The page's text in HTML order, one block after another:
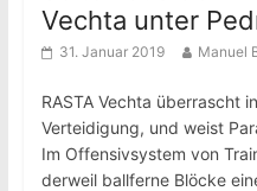
Vechta unter
31. Januar 2019 Manuel
RASTA Vechta überrascht
Verteidigung, und weist
Im Offensivsystem von
derweil ballferne Blöcke